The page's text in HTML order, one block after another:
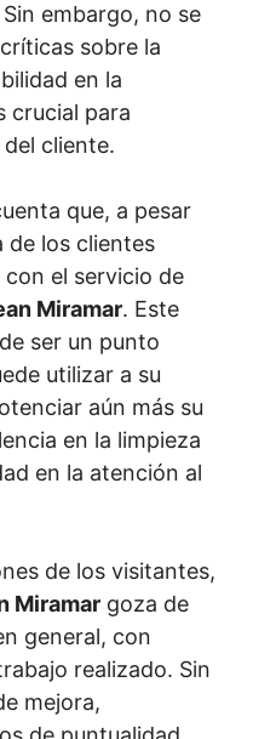
embargo, no se
sobre la
en la
crucial para
cliente.
que, a pesar
de los clientes
el servicio de
Miramar. Este
ser un punto
utilizar a su
aún más su
en la limpieza
en la atención al
de los visitantes,
Miramar goza de
general, con
realizado. Sin
mejora,